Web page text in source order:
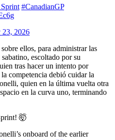
#CanadianGP
23, 2026
ellos, para administrar las
escoltado por su
tras hacer un intento por
competencia debió cuidar la
quien en la última vuelta otra
en la curva uno, terminando
🤯
onboard of the earlier